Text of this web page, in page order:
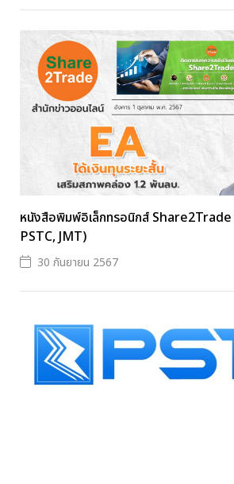
หนังสือพิมพ์อิเล็กทรอนิกส์ Share2Trade
PSTC, JMT)
30 กันยายน 2567